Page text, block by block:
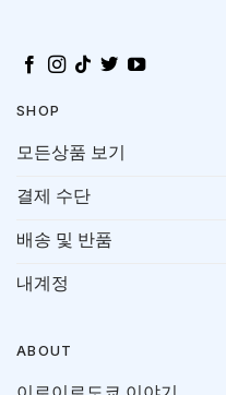
SHOP
모든상품 보기
결제 수단
배송 및 반품
내계정
ABOUT